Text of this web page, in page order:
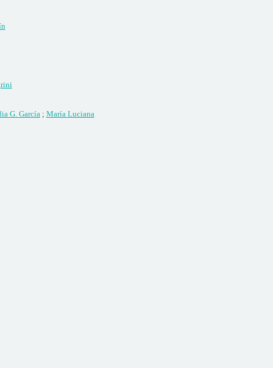
G. García; María Luciana